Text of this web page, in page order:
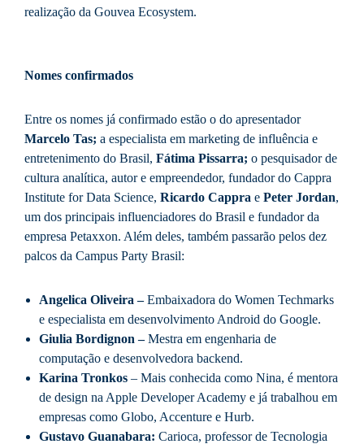
realização da Gouvea Ecosystem.
Nomes confirmados
Entre os nomes já confirmado estão o do apresentador
Marcelo Tas; a especialista em marketing de influência e
entretenimento do Brasil, Fátima Pissarra; o pesquisador de
cultura analítica, autor e empreendedor, fundador do Cappra
Institute for Data Science, Ricardo Cappra e Peter Jordan,
um dos principais influenciadores do Brasil e fundador da
empresa Petaxxon. Além deles, também passarão pelos dez
palcos da Campus Party Brasil:
Angelica Oliveira –Embaixadora do Women Techmarks
e especialista em desenvolvimento Android do Google.
Giulia Bordignon –Mestra em engenharia de
computação e desenvolvedora backend.
Karina Tronkos – Mais conhecida como Nina, é mentora
de design na Apple Developer Academy e já trabalhou em
empresas como Globo, Accenture e Hurb.
Gustavo Guanabara: Carioca, professor de Tecnologia